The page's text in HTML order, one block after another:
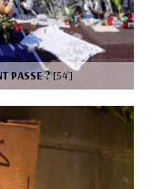
PASSE ?[54’]